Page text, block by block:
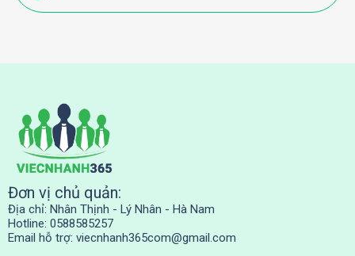
Đơn vị chủ quản:
Địa chỉ: Nhân Thịnh - Lý Nhân - Hà Nam
Hotline: 0588585257
Email hỗ trợ: viecnhanh365com@gmail.com